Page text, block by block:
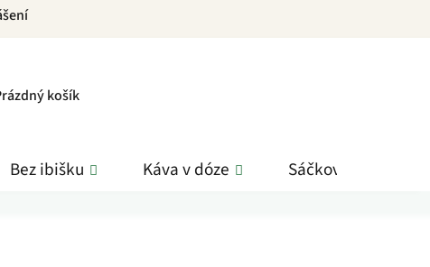
košík
Bez ibišku Káva v dóze Sáčkové čaje